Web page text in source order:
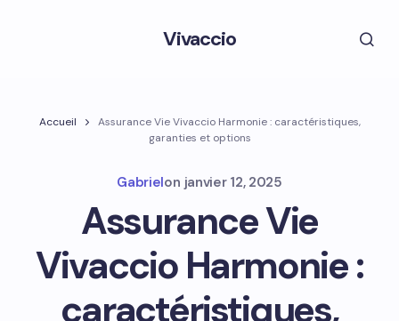
Vivaccio
Accueil
Assurance Vie Vivaccio Harmonie : caractéristiques,
garanties et options
Gabrielon janvier 12, 2025
Assurance Vie
Vivaccio Harmonie :
caractéristiques,